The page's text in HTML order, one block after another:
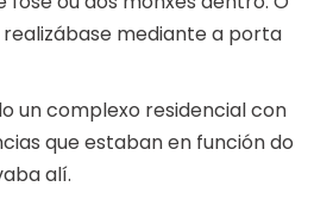
mediante a porta
un complexo residencial con
que estaban en función do
alí.